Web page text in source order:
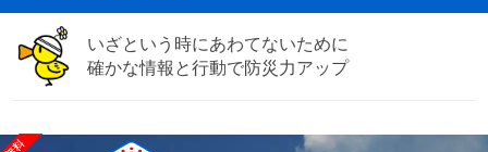
いざという時にあわてないために
確かな情報と行動で防災力アップ